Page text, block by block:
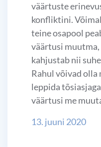
väärtuste
konfliktini.
teine osapool
väärtusi muutma,
kahjustab nii
Rahul võivad olla
leppida
väärtusi me
13. juuni 2020